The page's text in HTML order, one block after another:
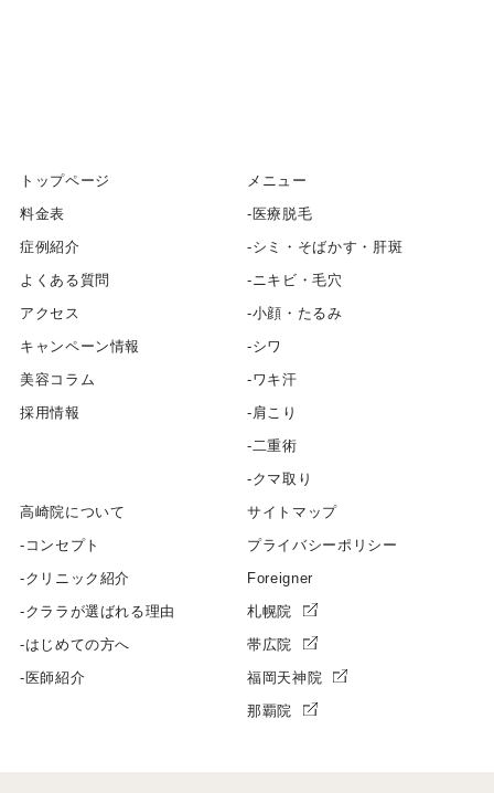
トップページ
料金表
症例紹介
よくある質問
アクセス
キャンペーン情報
美容コラム
採用情報
高崎院について
コンセプト
クリニック紹介
クララが選ばれる理由
はじめての方へ
医師紹介
メニュー
医療脱毛
シミ・そばかす・肝斑
ニキビ・毛穴
小顔・たるみ
シワ
ワキ汗
肩こり
二重術
クマ取り
サイトマップ
プライバシーポリシー
Foreigner
札幌院
帯広院
福岡天神院
那覇院